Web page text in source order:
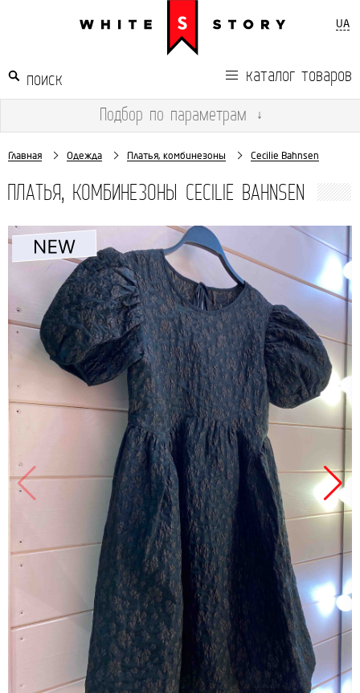
UA
каталог товаров
Подбор по параметрам ↓
Главная Одежда Платья, комбинезоны Cecilie Bahnsen
ПЛАТЬЯ, КОМБИНЕЗОНЫ CECILIE BAHNSEN
Продано